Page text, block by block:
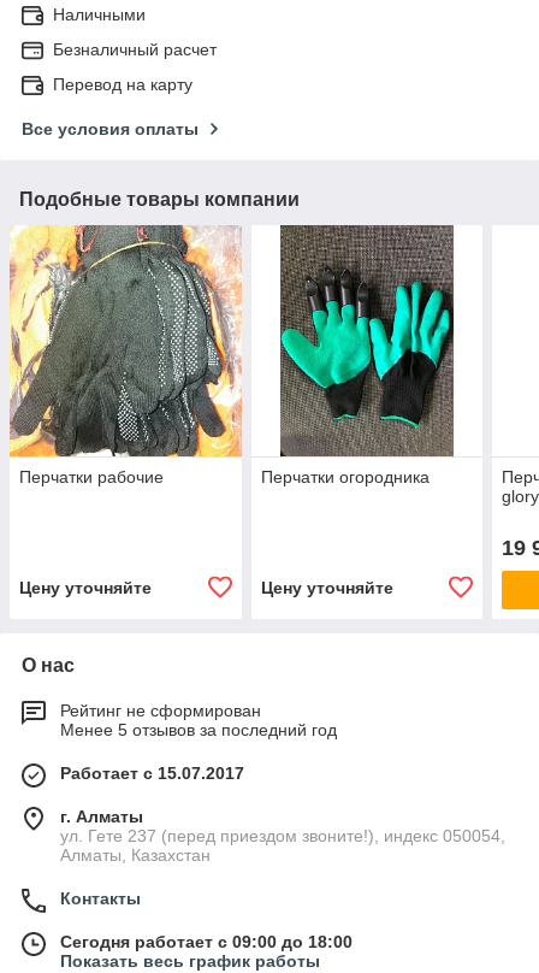
Наличными
Безналичный расчет
Перевод на карту
Все условия оплаты
Подобные товары компании
Перчатки рабочие
Цену уточняйте
Перчатки огородника
Цену уточняйте
19
О нас
Рейтинг не сформирован
Менее 5 отзывов за последний год
Работает с 15.07.2017
г. Алматы
ул. Гете 237 (перед приездом звоните!), индекс 050054,
Алматы, Казахстан
Контакты
Сегодня работает с 09:00 до 18:00
Показать весь график работы